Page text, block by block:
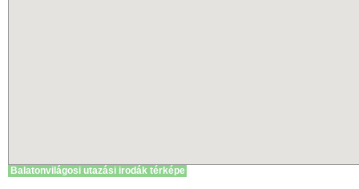
Balatonvilágosi utazási irodák térképe